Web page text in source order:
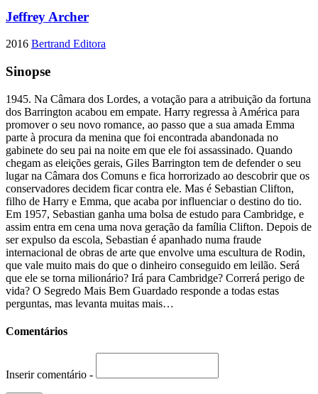
Jeffrey Archer
2016 Bertrand Editora
Sinopse
1945. Na Câmara dos Lordes, a votação para a atribuição da fortuna
dos Barrington acabou em empate. Harry regressa à América para
promover o seu novo romance, ao passo que a sua amada Emma
parte à procura da menina que foi encontrada abandonada no
gabinete do seu pai na noite em que ele foi assassinado. Quando
chegam as eleições gerais, Giles Barrington tem de defender o seu
lugar na Câmara dos Comuns e fica horrorizado ao descobrir que os
conservadores decidem ficar contra ele. Mas é Sebastian Clifton,
filho de Harry e Emma, que acaba por influenciar o destino do tio.
Em 1957, Sebastian ganha uma bolsa de estudo para Cambridge, e
assim entra em cena uma nova geração da família Clifton. Depois de
ser expulso da escola, Sebastian é apanhado numa fraude
internacional de obras de arte que envolve uma escultura de Rodin,
que vale muito mais do que o dinheiro conseguido em leilão. Será
que ele se torna milionário? Irá para Cambridge? Correrá perigo de
vida? O Segredo Mais Bem Guardado responde a todas estas
perguntas, mas levanta muitas mais…
Comentários
Inserir comentário -